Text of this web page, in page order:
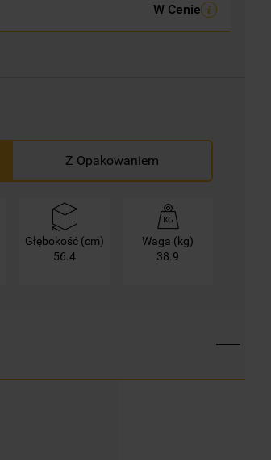
W Cenie
Z Opakowaniem
Głębokość (cm)
56.4
Waga (kg)
38.9